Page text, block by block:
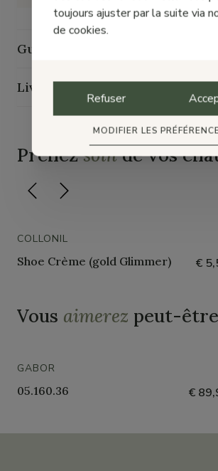
Guide d'entretien
Livraison, échange et retours
Prenezsoinde vos
COLLONIL
Shoe Crème (gold Glimmer) €
Vous aimerez peut-être
GABOR
05.160.36 €
toujours ajuster par la suite via
de cookies.
Refuser
MODIFIER LES